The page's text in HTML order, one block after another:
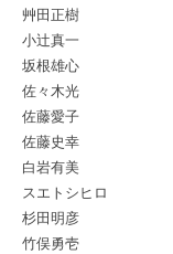
艸田正樹
小辻真一
坂根雄心
佐々木光
佐藤愛子
佐藤史幸
白岩有美
スエトシヒロ
杉田明彦
竹俣勇壱